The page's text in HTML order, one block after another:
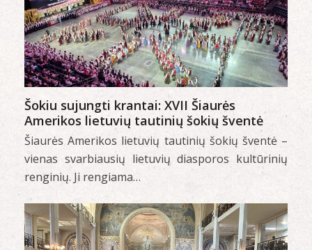
Šokiu sujungti krantai: XVII Šiaurės
Amerikos lietuvių tautinių šokių šventė
Šiaurės Amerikos lietuvių tautinių šokių šventė –
vienas svarbiausių lietuvių diasporos kultūrinių
renginių. Ji rengiama…